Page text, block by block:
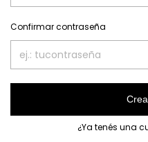
Confirmar contraseña
¿Ya tenés una